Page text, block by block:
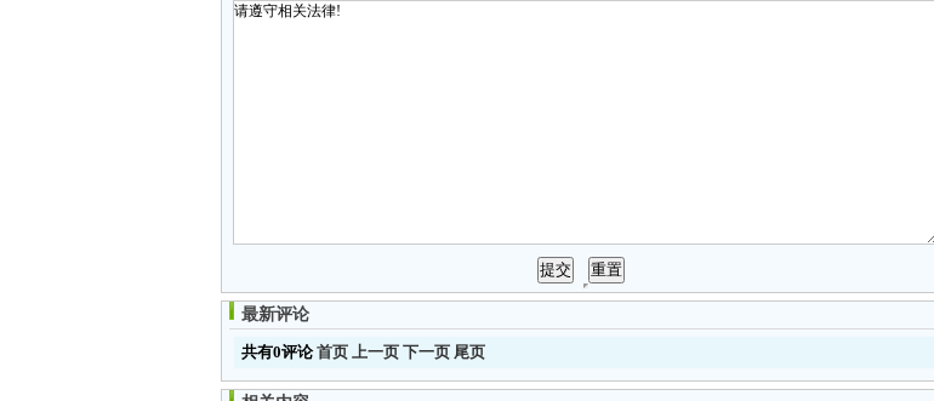
最新评论
共有0评论首页 上一页 下一页 尾页